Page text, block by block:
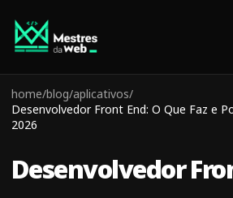
home/blog/aplicativos/
Desenvolvedor Front End: O Que Faz e
2026
Desenvolvedor